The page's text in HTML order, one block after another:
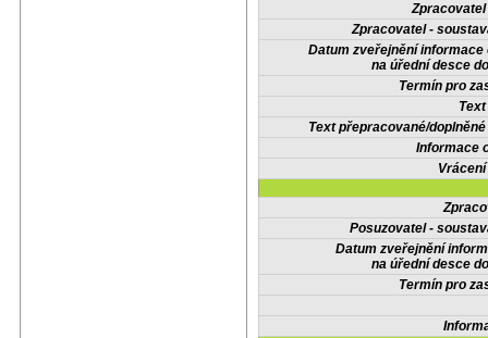
Zpracovatel -
Datum zveřejnění informace
na úřední desce
Termín pro
Text přepracované/
Informace
Posuzovatel -
Datum zveřejnění
na úřední desce
Termín pro